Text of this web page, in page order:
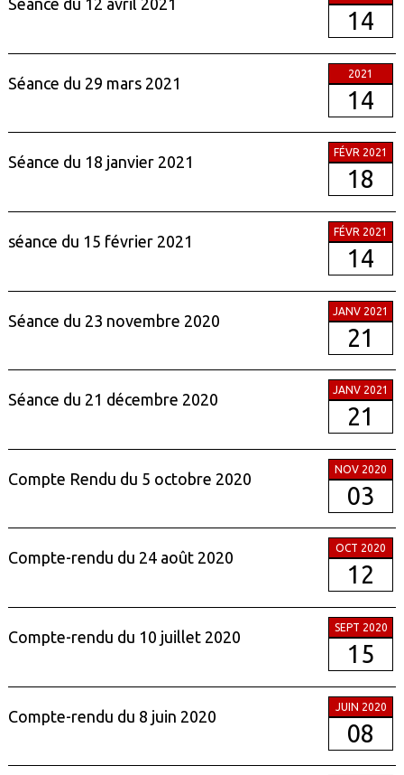
Séance du 12 avril 2021
14
Séance du 29 mars 2021
2021
14
Séance du 18 janvier 2021
FÉVR 2021
18
séance du 15 février 2021
FÉVR 2021
14
Séance du 23 novembre 2020
JANV 2021
21
Séance du 21 décembre 2020
JANV 2021
21
Compte Rendu du 5 octobre 2020
NOV 2020
03
Compte-rendu du 24 août 2020
OCT 2020
12
Compte-rendu du 10 juillet 2020
SEPT 2020
15
Compte-rendu du 8 juin 2020
JUIN 2020
08